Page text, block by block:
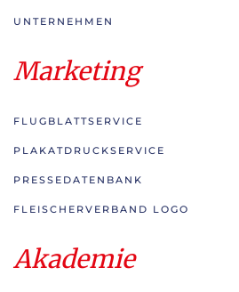
UNTERNEHMEN
Marketing
FLUGBLATTSERVICE
PLAKATDRUCKSERVICE
PRESSEDATENBANK
FLEISCHERVERBAND LOGO
Akademie